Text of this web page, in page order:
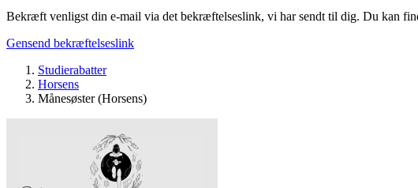
Bekræft venligst din e-mail via det bekræftelseslink, vi har sendt til dig. Du kan
Gensend bekræftelseslink
Studierabatter
Horsens
Månesøster (Horsens)